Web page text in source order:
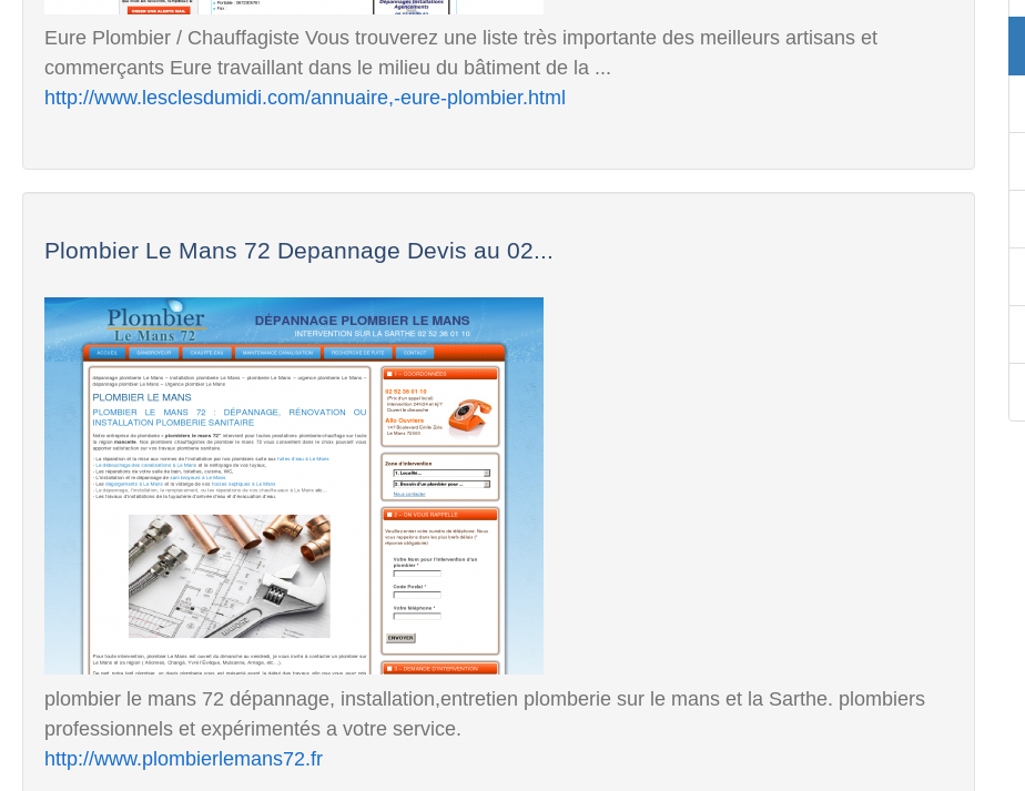
Eure Plombier / Chauffagiste Vous trouverez une liste très importante des meilleurs artisans et
commerçants Eure travaillant dans le milieu du bâtiment de la ...
http://www.lesclesdumidi.com/annuaire,-eure-plombier.html
Plombier Le Mans 72 Depannage Devis au 02...
plombier le mans 72 dépannage, installation,entretien plomberie sur le mans et la Sarthe. plombiers
professionnels et expérimentés a votre service.
http://www.plombierlemans72.fr